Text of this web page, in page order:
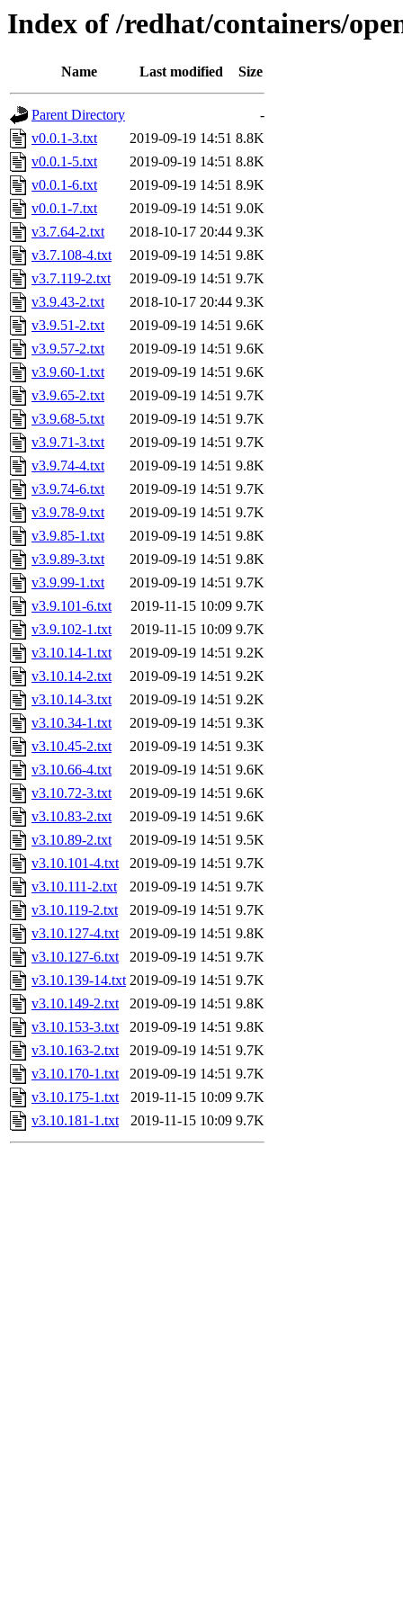
Index of /redhat/containers/
Name Last modified Size
Parent Directory
-
v0.0.1-3.txt
2019-09-19 14:51 8.8K
v0.0.1-5.txt
2019-09-19 14:51 8.8K
v0.0.1-6.txt
2019-09-19 14:51 8.9K
v0.0.1-7.txt
2019-09-19 14:51 9.0K
v3.7.64-2.txt
2018-10-17 20:44 9.3K
v3.7.108-4.txt
2019-09-19 14:51 9.8K
v3.7.119-2.txt
2019-09-19 14:51 9.7K
v3.9.43-2.txt
2018-10-17 20:44 9.3K
v3.9.51-2.txt
2019-09-19 14:51 9.6K
v3.9.57-2.txt
2019-09-19 14:51 9.6K
v3.9.60-1.txt
2019-09-19 14:51 9.6K
v3.9.65-2.txt
2019-09-19 14:51 9.7K
v3.9.68-5.txt
2019-09-19 14:51 9.7K
v3.9.71-3.txt
2019-09-19 14:51 9.7K
v3.9.74-4.txt
2019-09-19 14:51 9.8K
v3.9.74-6.txt
2019-09-19 14:51 9.7K
v3.9.78-9.txt
2019-09-19 14:51 9.7K
v3.9.85-1.txt
2019-09-19 14:51 9.8K
v3.9.89-3.txt
2019-09-19 14:51 9.8K
v3.9.99-1.txt
2019-09-19 14:51 9.7K
v3.9.101-6.txt
2019-11-15 10:09 9.7K
v3.9.102-1.txt
2019-11-15 10:09 9.7K
v3.10.14-1.txt
2019-09-19 14:51 9.2K
v3.10.14-2.txt
2019-09-19 14:51 9.2K
v3.10.14-3.txt
2019-09-19 14:51 9.2K
v3.10.34-1.txt
2019-09-19 14:51 9.3K
v3.10.45-2.txt
2019-09-19 14:51 9.3K
v3.10.66-4.txt
2019-09-19 14:51 9.6K
v3.10.72-3.txt
2019-09-19 14:51 9.6K
v3.10.83-2.txt
2019-09-19 14:51 9.6K
v3.10.89-2.txt
2019-09-19 14:51 9.5K
v3.10.101-4.txt
2019-09-19 14:51 9.7K
v3.10.111-2.txt
2019-09-19 14:51 9.7K
v3.10.119-2.txt
2019-09-19 14:51 9.7K
v3.10.127-4.txt
2019-09-19 14:51 9.8K
v3.10.127-6.txt
2019-09-19 14:51 9.7K
v3.10.139-14.txt 2019-09-19 14:51 9.7K
v3.10.149-2.txt
2019-09-19 14:51 9.8K
v3.10.153-3.txt
2019-09-19 14:51 9.8K
v3.10.163-2.txt
2019-09-19 14:51 9.7K
v3.10.170-1.txt
2019-09-19 14:51 9.7K
v3.10.175-1.txt
2019-11-15 10:09 9.7K
v3.10.181-1.txt
2019-11-15 10:09 9.7K